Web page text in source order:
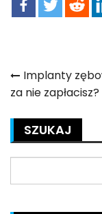
wpisu
Implanty
za nie zapłacisz?
SZUKAJ
for: